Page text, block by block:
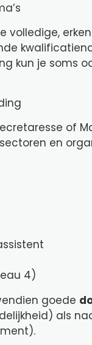
volledige,
kun je soms
of
en
4)
goede
als